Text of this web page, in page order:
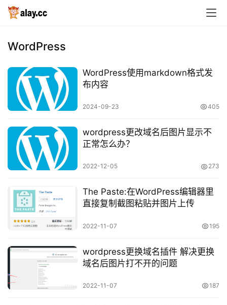
首
技
分
享
资
投稿
WordPress
WordPress使用markdown格式发
布内容
2024-09-23 405
wordpress更改域名后图片显示不
正常怎么办？
2022-12-05 273
The Paste:在WordPress编辑器里
直接复制截图粘贴并图片上传
2022-11-07 195
wordpress更换域名插件 解决更换
域名后图片打不开的问题
2022-11-07 187